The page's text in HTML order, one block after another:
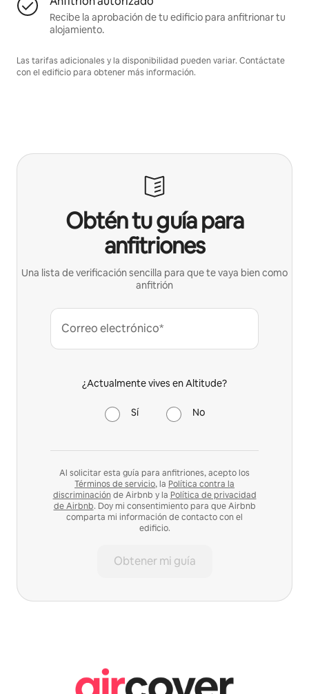
Recibe la aprobación de tu edificio para anfitrionar tu
alojamiento.
Las tarifas adicionales y la disponibilidad pueden variar. Contáctate
con el edificio para obtener más información.
Obtén tu guía para
anfitriones
Una lista de verificación sencilla para que te vaya bien como
anfitrión
Correo electrónico*
¿Actualmente vives en Altitude?
Sí No
Al solicitar esta guía para anfitriones, acepto los
Términos de servicio, la Política contra la
discriminación de Airbnb y la Política de privacidad
de Airbnb. Doy mi consentimiento para que Airbnb
comparta mi información de contacto con el
edificio.
Obtener mi guía